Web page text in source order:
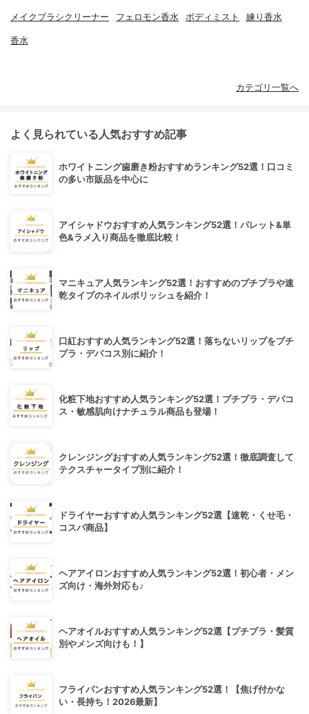
メイクブラシクリーナー フェロモン香水 ボディミスト 練り香水
香水
カテゴリ一覧へ
よく見られている人気おすすめ記事
ホワイトニング歯磨き粉おすすめランキング52選！口コミ
の多い市販品を中心に
アイシャドウおすすめ人気ランキング52選！パレット&単
色&ラメ入り商品を徹底比較！
マニキュア人気ランキング52選！おすすめのプチプラや速
乾タイプのネイルポリッシュを紹介！
口紅おすすめ人気ランキング52選！落ちないリップをプチ
プラ・デパコス別に紹介！
化粧下地おすすめ人気ランキング52選！プチプラ・デパコ
ス・敏感肌向けナチュラル商品も登場！
クレンジングおすすめ人気ランキング52選！徹底調査して
テクスチャータイプ別に紹介！
ドライヤーおすすめ人気ランキング52選【速乾・くせ毛・
コスパ商品】
ヘアアイロンおすすめ人気ランキング52選！初心者・メン
ズ向け・海外対応も♪
ヘアオイルおすすめ人気ランキング52選【プチプラ・髪質
別やメンズ向けも！】
フライパンおすすめ人気ランキング52選！【焦げ付かな
い・長持ち！2026最新】